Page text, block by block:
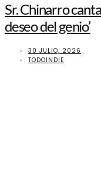
Sr. Chinarro
deseo del genio’
30 JULIO, 2026
TODOINDIE